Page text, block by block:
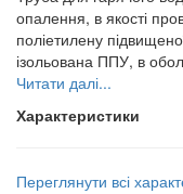
опалення, в якості
поліетилену
ізольована ППУ, в
Читати далі...
Характеристики
Переглянути всі